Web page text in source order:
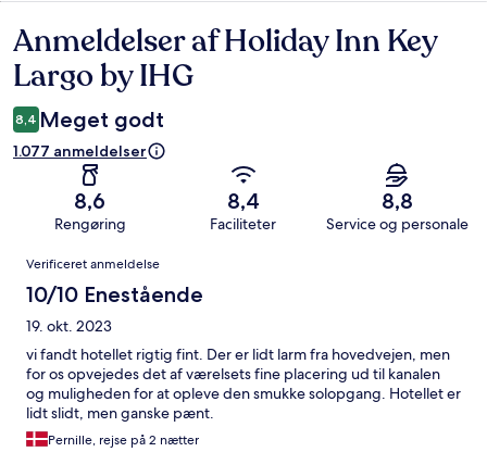
Anmeldelser
Anmeldelser af Holiday Inn Key
Largo by IHG
8,4 Meget godt
1.077 anmeldelser
8,6
Rengøring
8,4
Faciliteter
8,8
Service og personale
Anmeldelser
Verificeret anmeldelse
10/10 Enestående
19. okt. 2023
vi fandt hotellet rigtig fint. Der er lidt larm fra hovedvejen, men
for os opvejedes det af værelsets fine placering ud til kanalen
og muligheden for at opleve den smukke solopgang. Hotellet er
lidt slidt, men ganske pænt.
Pernille, rejse på 2 nætter